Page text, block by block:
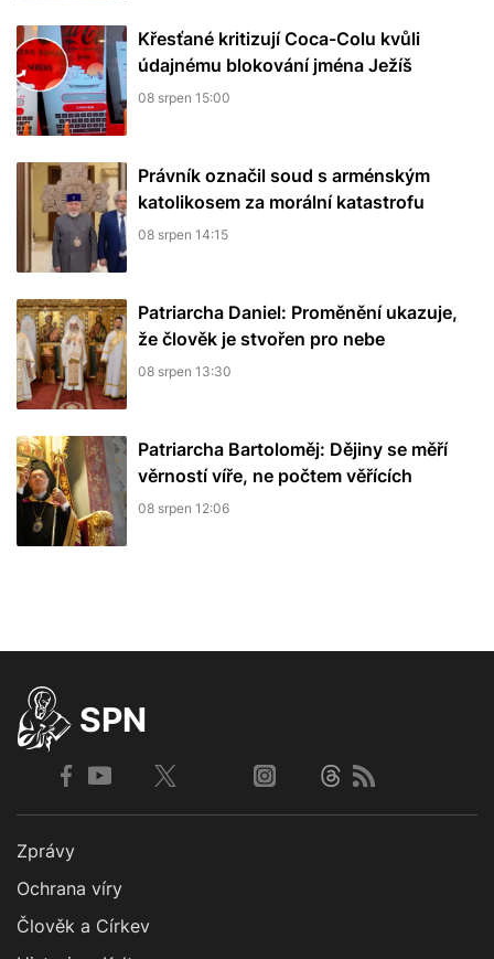
Křesťané kritizují Coca-Colu kvůli
údajnému blokování jména Ježíš
08 srpen 15:00
Právník označil soud s arménským
katolikosem za morální katastrofu
08 srpen 14:15
Patriarcha Daniel: Proměnění ukazuje,
že člověk je stvořen pro nebe
08 srpen 13:30
Patriarcha Bartoloměj: Dějiny se měří
věrností víře, ne počtem věřících
08 srpen 12:06
SPN
Zprávy
Ochrana víry
Člověk a Církev